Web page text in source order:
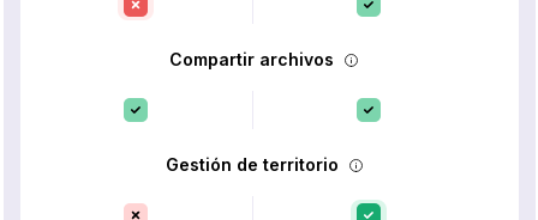
Compartir archivos
Gestión de territorio